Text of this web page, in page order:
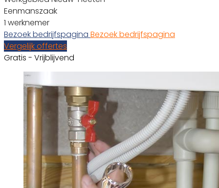
Eenmanszaak
1 werknemer
Bezoek bedrijfspagina Bezoek bedrijfspagina
Vergelijk offertes
Gratis - Vrijblijvend